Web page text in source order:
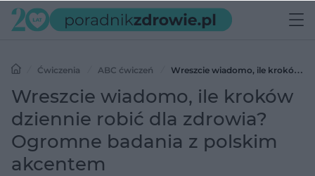
Ćwiczenia ABC ćwiczeń
Wreszcie wiadomo, ile kroków
dziennie robić dla zdrowia? Ogromne badania z polskim akcentem
Wreszcie wiadomo, ile kroków
dziennie robić dla zdrowia?
Ogromne badania z polskim
akcentem